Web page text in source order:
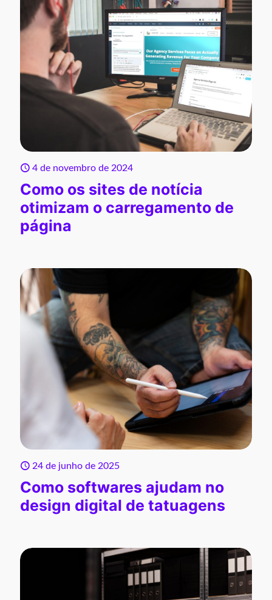
4 de novembro de 2024
Como os sites de notícia
otimizam o carregamento de
página
24 de junho de 2025
Como softwares ajudam no
design digital de tatuagens